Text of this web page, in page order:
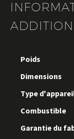
Poids
Dimensions
Type
Combustible
Garantie du